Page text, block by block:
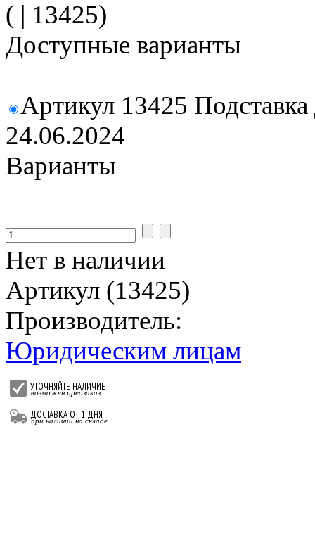
( | 13425)
Доступные варианты
Артикул 13425
24.06.2024
Варианты
Нет в наличии
Артикул (13425)
Производитель:
Юридическим лицам
УТОЧНЯЙТЕ НАЛИЧИЕ
возможен предзаказ
ДОСТАВКА ОТ 1 ДНЯ
при наличии на складе